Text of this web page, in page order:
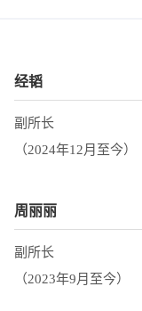
经韬
副所长
（2024年12月至今）
周丽丽
副所长
（2023年9月至今）